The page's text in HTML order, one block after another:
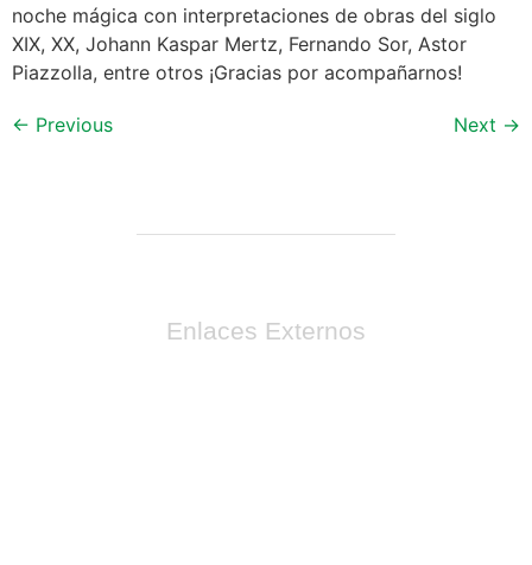
noche mágica con interpretaciones de obras del siglo
XIX, XX, Johann Kaspar Mertz, Fernando Sor, Astor
Piazzolla, entre otros ¡Gracias por acompañarnos!
← Previous Next →
Enlaces Externos